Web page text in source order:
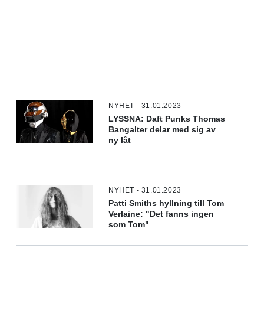
NYHET - 31.01.2023
LYSSNA: Daft Punks Thomas
Bangalter delar med sig av
ny låt
NYHET - 31.01.2023
Patti Smiths hyllning till Tom
Verlaine: "Det fanns ingen
som Tom"